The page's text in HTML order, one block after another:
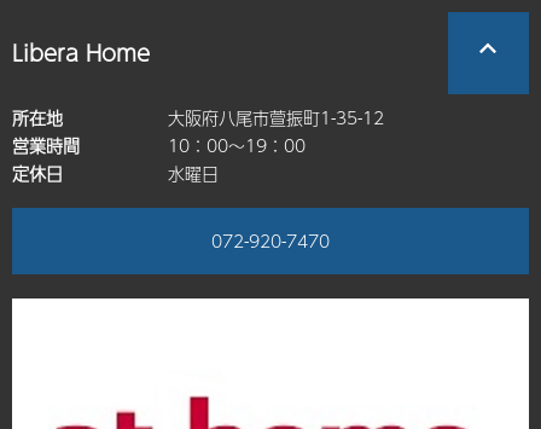
Libera Home
所在地
大阪府八尾市萱振町1-35-12
営業時間
10：00～19：00
定休日
水曜日
072-920-7470